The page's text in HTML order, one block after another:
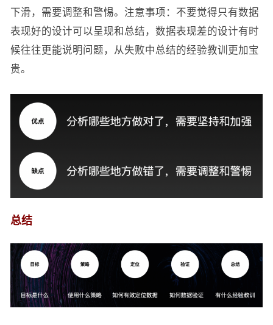
下滑，需要调整和警惕。注意事项：不要觉得只有数据
表现好的设计可以呈现和总结，数据表现差的设计有时
候往往更能说明问题，从失败中总结的经验教训更加宝
贵。
总结